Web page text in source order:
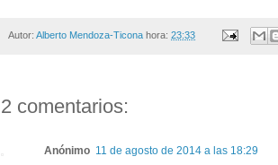
Autor: Alberto Mendoza-Ticona hora: 23:33
2 comentarios:
Anónimo 11 de agosto de 2014 a las 18:29